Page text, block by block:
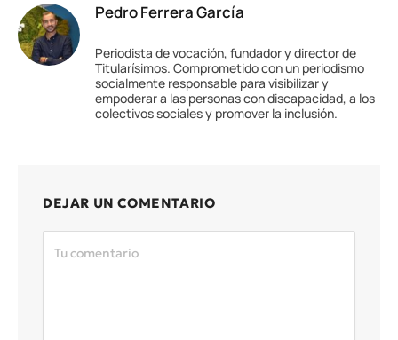
Pedro Ferrera García
Periodista de vocación, fundador y director de
Titularísimos. Comprometido con un periodismo
socialmente responsable para visibilizar y
empoderar a las personas con discapacidad, a los
colectivos sociales y promover la inclusión.
DEJAR UN COMENTARIO